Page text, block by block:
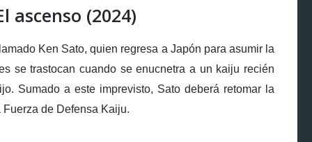
ascenso (2024)
Ken Sato, quien regresa a Japón para asumir la
se trastocan cuando se enucnetra a un kaiju recién
Sumado a este imprevisto, Sato deberá retomar la
de Defensa Kaiju.